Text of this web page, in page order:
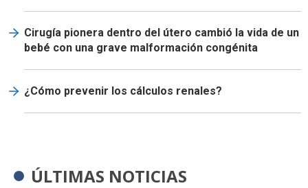
Cirugía pionera dentro del útero cambió la vida de un
bebé con una grave malformación congénita
¿Cómo prevenir los cálculos renales?
ÚLTIMAS NOTICIAS